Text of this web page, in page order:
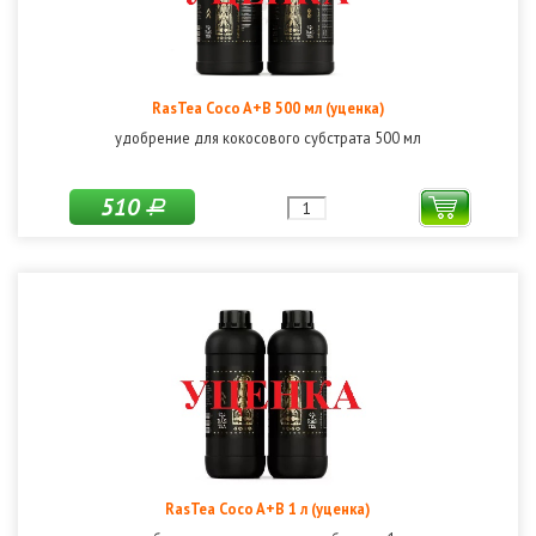
RasTea Coco A+B 500 мл (уценка)
удобрение для кокосового субстрата 500 мл
510Р
RasTea Coco A+B 1 л (уценка)